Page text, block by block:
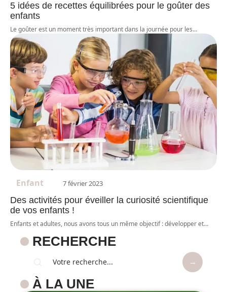
5 idées de recettes équilibrées pour le goûter des
enfants
Le goûter est un moment très important dans la journée pour les…
Enfant 7 février 2023
Des activités pour éveiller la curiosité scientifique
de vos enfants !
Enfants et adultes, nous avons tous un même objectif : développer et…
RECHERCHE
À LA UNE